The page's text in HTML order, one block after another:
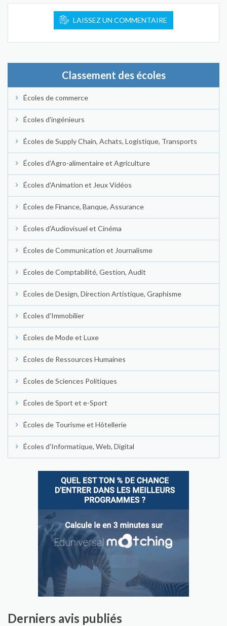
LAISSEZ UN COMMENTAIRE
Classement des écoles
Écoles de commerce
Écoles d'ingénieurs
Écoles de Supply Chain, Achats, Logistique, Transports
Écoles d'Agro-alimentaire et Agriculture
Écoles d'Animation et Jeux Vidéos
Écoles de Finance, Banque, Assurance
Écoles d'Audiovisuel et Cinéma
Écoles de Communication et Journalisme
Écoles de Comptabilité, Gestion, Audit
Écoles de Design, Direction Artistique, Graphisme
Écoles d'Immobilier
Écoles de Mode et Luxe
Écoles de Ressources Humaines
Écoles de Sciences Politiques
Écoles de Sport et e-Sport
Écoles de Tourisme et Hôtellerie
Écoles d'Informatique, Web, Digital
Derniers avis publiés